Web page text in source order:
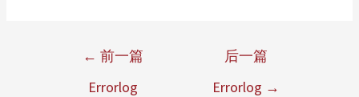
← 前一篇
Errorlog
后一篇
Errorlog →